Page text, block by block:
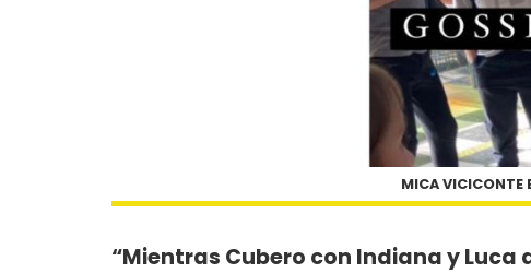
MICA VICICONTE
“Mientras Cubero con Indiana y